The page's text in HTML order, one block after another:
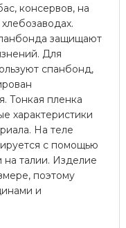
консервов, на
защищают
Для
спанбонд,
Тонкая пленка
характеристики
На теле
с помощью
талии. Изделие
поэтому
и